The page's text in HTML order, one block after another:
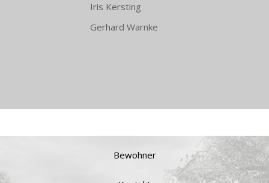
Iris Kersting
Gerhard Warnke
Bewohner